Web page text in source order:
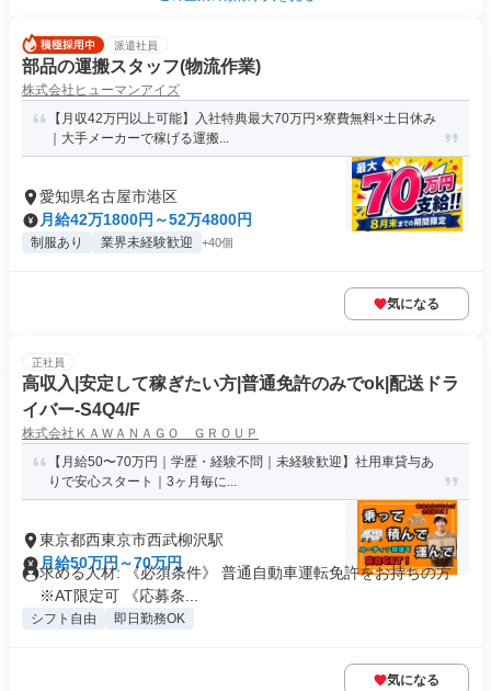
派遣社員
部品の運搬スタッフ(物流作業)
株式会社ヒューマンアイズ
【月収42万円以上可能】入社特典最大70万円×寮費無料×土日休み
｜大手メーカーで稼げる運搬...
愛知県名古屋市港区
月給42万1800円～52万4800円
制服あり 業界未経験歓迎 +40個
気になる
正社員
高収入|安定して稼ぎたい方|普通免許のみでok|配送ドラ
イバー-S4Q4/F
株式会社ＫＡＷＡＮＡＧＯ ＧＲＯＵＰ
【月給50〜70万円｜学歴・経験不問｜未経験歓迎】社用車貸与あ
りで安心スタート｜3ヶ月毎に...
東京都西東京市西武柳沢駅
月給50万円～70万円
求める人材: 《必須条件》 普通自動車運転免許をお持ちの方
※AT限定可 《応募条...
シフト自由 即日勤務OK
気になる